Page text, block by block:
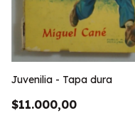
Juvenilia - Tapa dura
$11.000,00